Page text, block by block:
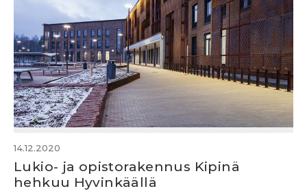
14.12.2020
Lukio- ja opistorakennus Kipinä
hehkuu Hyvinkäällä